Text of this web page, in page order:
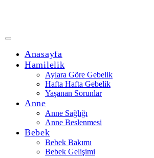
Anasayfa
Hamilelik
Aylara Göre Gebelik
Hafta Hafta Gebelik
Yaşanan Sorunlar
Anne
Anne Sağlığı
Anne Beslenmesi
Bebek
Bebek Bakımı
Bebek Gelişimi